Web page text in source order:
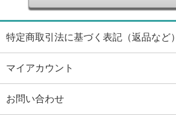
特定商取引法に基づく表記（返品など）
マイアカウント
お問い合わせ